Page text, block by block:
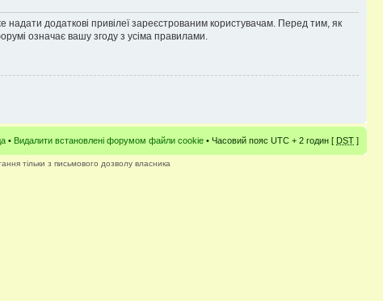
додаткові привілеї зареєстрованим користувачам. Перед тим, як
означає вашу згоду з усіма правилами.
• Видалити встановлені форумом файли cookie • Часовий пояс UTC + 2 годин [ DST ]
тільки з письмового дозволу власника